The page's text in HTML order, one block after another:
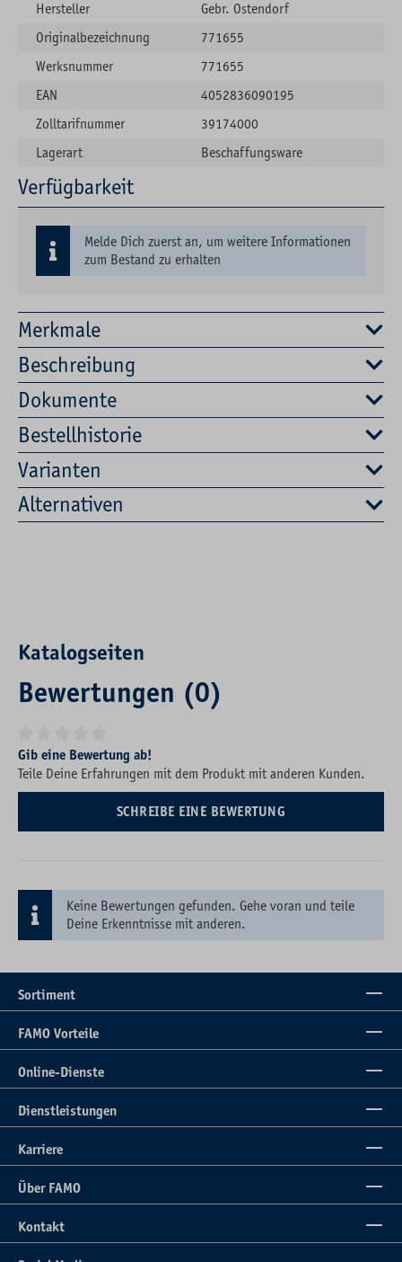
Merkmale
Beschreibung
Dokumente
Bestellhistorie
Varianten
Alternativen
Hersteller
Gebr. Ostendorf
Originalbezeichnung
771655
Werksnummer
771655
EAN
4052836090195
Zolltarifnummer
39174000
Lagerart
Beschaffungsware
Verfügbarkeit
Melde Dich zuerst an, um weitere Informationen
zum Bestand zu erhalten
Katalogseiten
Bewertungen (0)
Durchschnittliche Bewertung von 0 von 5 Sternen
Gib eine Bewertung ab!
Teile Deine Erfahrungen mit dem Produkt mit anderen Kunden.
SCHREIBE EINE BEWERTUNG
Keine Bewertungen gefunden. Gehe voran und teile
Deine Erkenntnisse mit anderen.
Sortiment
FAMO Vorteile
Online-Dienste
Dienstleistungen
Karriere
Über FAMO
Kontakt